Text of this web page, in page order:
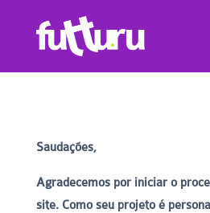
Saudações,
Agradecemos por iniciar o
site. Como seu projeto é